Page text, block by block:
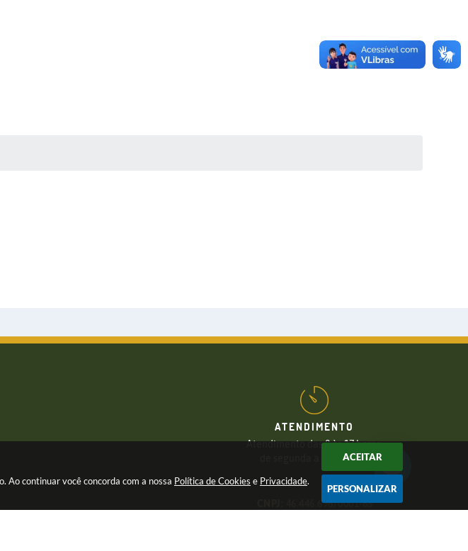
Ao continuar você concorda com a nossa Política de Cookies e Privacidade.
ACEITAR
PERSONALIZAR
ATENDIMENTO
Atendimento das 8 às 17 horas,
de segunda a sexta-feira
46.446.696/0001-85